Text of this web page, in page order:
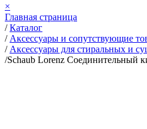
×
Главная страница
/ Каталог
/ Аксессуары и сопутствующие
/ Аксессуары для стиральных и
/Schaub Lorenz Соединительный